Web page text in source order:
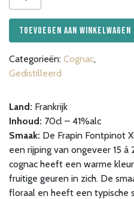
Fontpinot
XO 70cl
aantal
Toevoegen aan winkelwagen
Categorieën: Cognac,
Gedistilleerd
Land: Frankrijk
Inhoud: 70cl – 41%alc
Smaak: De Frapin Fontpinot
een rijping van ongeveer 15
cognac heeft een warme
fruitige geuren in zich. De
floraal en heeft een typische